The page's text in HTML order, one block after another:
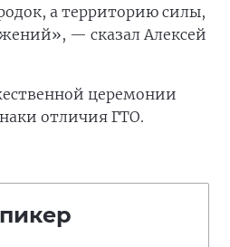
а территорию силы,
— сказал Алексей
церемонии
отличия ГТО.